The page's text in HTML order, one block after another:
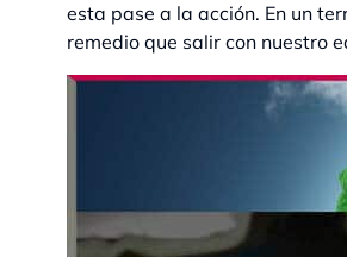
esta pase a la acción. En un
remedio que salir con nuestro